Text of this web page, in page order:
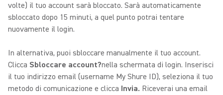
volte) il tuo account sarà bloccato. Sarà automaticamente
sbloccato dopo 15 minuti, a quel punto potrai tentare
nuovamente il login.
In alternativa, puoi sbloccare manualmente il tuo account.
Clicca Sbloccare account?nella schermata di login. Inserisci
il tuo indirizzo email (username My Shure ID), seleziona il tuo
metodo di comunicazione e clicca Invia. Riceverai una email